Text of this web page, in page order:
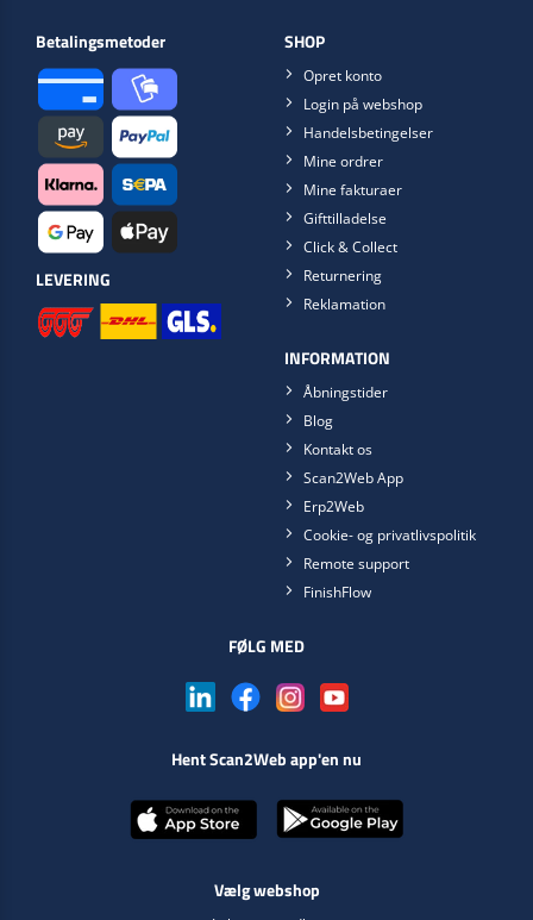
Betalingsmetoder
LEVERING
SHOP
Opret konto
Login på webshop
Handelsbetingelser
Mine ordrer
Mine fakturaer
Gifttilladelse
Click & Collect
Returnering
Reklamation
INFORMATION
Åbningstider
Blog
Kontakt os
Scan2Web App
Erp2Web
Cookie- og privatlivspolitik
Remote support
FinishFlow
FØLG MED
Hent Scan2Web app'en nu
Vælg webshop